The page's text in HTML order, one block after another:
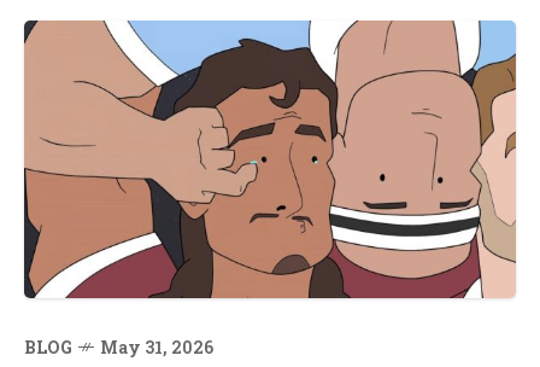
BLOG May 31, 2026